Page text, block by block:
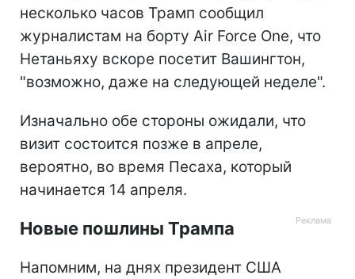
несколько часов Трамп сообщил
журналистам на борту Air Force One, что
Нетаньяху вскоре посетит Вашингтон,
"возможно, даже на следующей неделе".
Изначально обе стороны ожидали, что
визит состоится позже в апреле,
вероятно, во время Песаха, который
начинается 14 апреля.
Новые пошлины Трампа
Напомним, на днях президент США